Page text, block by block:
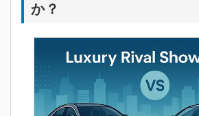
か？